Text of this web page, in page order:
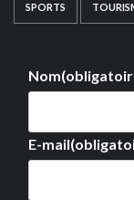
SPORTS
Nom
E-mail